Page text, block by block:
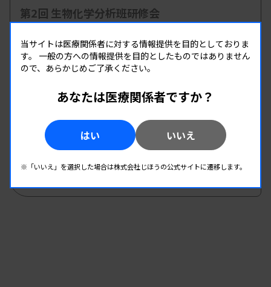
第2回 生物化学分析班研修会
開催場所 : 和歌山県
臨床化学
08.22 - 08.22
第1回生物化学分析部門研修会
宮崎県臨床検査技師会
開催場所 : 宮崎県
当サイトは医療関係者に対する情報提供を目的としておりま
す。 一般の方への情報提供を目的としたものではありません
ので、あらかじめご了承ください。
あなたは医療関係者ですか？
はい いいえ
※「いいえ」を選択した場合は株式会社じほうの公式サイトに遷移します。